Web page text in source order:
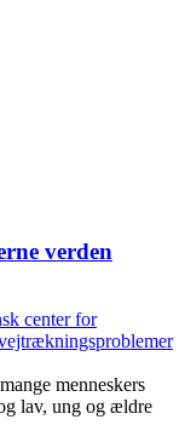
verden
center for
menneskers
lav, ung og ældre